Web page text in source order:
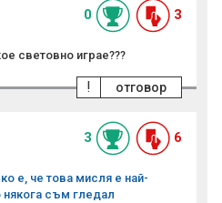
0 3
световно играе???
отговор
!
3 6
е, че това мисля е най-
някога съм гледал